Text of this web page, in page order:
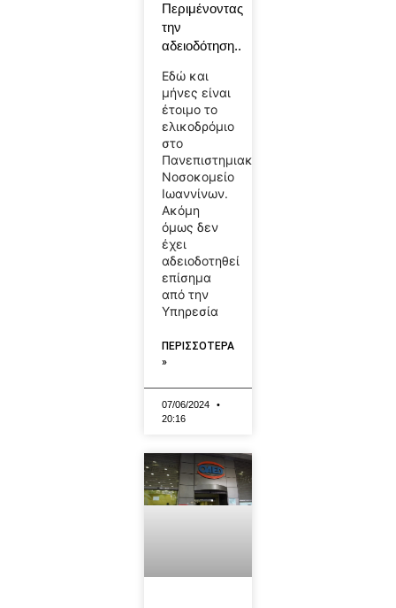
Περιμένοντας
την
αδειοδότηση..
Εδώ και
μήνες είναι
έτοιμο το
ελικοδρόμιο
στο
Πανεπιστημιακό
Νοσοκομείο
Ιωαννίνων.
Ακόμη
όμως δεν
έχει
αδειοδοτηθεί
επίσημα
από την
Υπηρεσία
ΠΕΡΙΣΣΟΤΕΡΑ
»
07/06/2024
20:16